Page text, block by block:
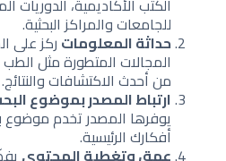
للجامعات والمراكز البحثية.
حداثة المعلوماتركز على
المجالات المتطورة مثل الطب
من أحدث الاكتشافات والنتائج.
ارتباط المصدر بموضوع
يوفرها المصدر تخدم موضوع
أفكارك الرئيسية.
عمق وتغطية المحتوى